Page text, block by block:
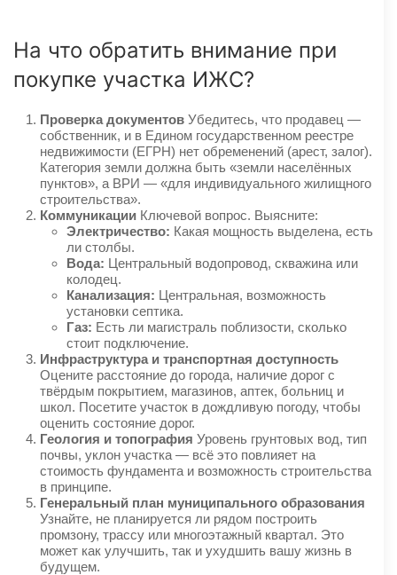
На что обратить внимание при
покупке участка ИЖС?
Проверка документов Убедитесь, что продавец —
собственник, и в Едином государственном реестре
недвижимости (ЕГРН) нет обременений (арест, залог).
Категория земли должна быть «земли населённых
пунктов», а ВРИ — «для индивидуального жилищного
строительства».
Коммуникации Ключевой вопрос. Выясните:
Электричество: Какая мощность выделена, есть
ли столбы.
Вода: Центральный водопровод, скважина или
колодец.
Канализация: Центральная, возможность
установки септика.
Газ: Есть ли магистраль поблизости, сколько
стоит подключение.
Инфраструктура и транспортная доступность
Оцените расстояние до города, наличие дорог с
твёрдым покрытием, магазинов, аптек, больниц и
школ. Посетите участок в дождливую погоду, чтобы
оценить состояние дорог.
Геология и топография Уровень грунтовых вод, тип
почвы, уклон участка — всё это повлияет на
стоимость фундамента и возможность строительства
в принципе.
Генеральный план муниципального образования
Узнайте, не планируется ли рядом построить
промзону, трассу или многоэтажный квартал. Это
может как улучшить, так и ухудшить вашу жизнь в
будущем.